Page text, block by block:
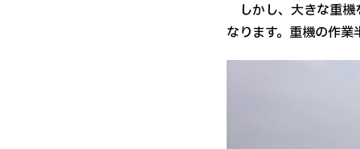
しかし、大きな重機
なります。重機の作